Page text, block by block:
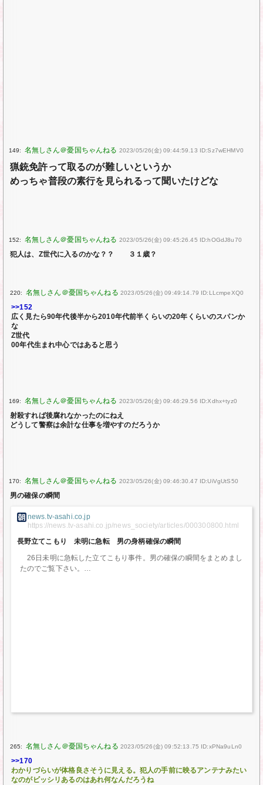
149: 2023/05/26(金) 09:44:59.13 ID:Sz7wEHMV0
猟銃免許って取るのが難しいというか
めっちゃ普段の素行を見られるって聞いたけどな
152: 2023/05/26(金) 09:45:26.45 ID:hOGdJ8u70
犯人は、Z世代に入るのかな？？ ３１歳？
220: 2023/05/26(金) 09:49:14.79 ID:LLcmpeXQ0
>>152
広く見たら90年代後半から2010年代前半くらいの20年くらいのスパンか
な
Z世代
00年代生まれ中心ではあると思う
169: 2023/05/26(金) 09:46:29.56 ID:Xdhx+tyz0
射殺すれば後腐れなかったのにねえ
どうして警察は余計な仕事を増やすのだろうか
170: 2023/05/26(金) 09:46:30.47 ID:UiVgUtS50
男の確保の瞬間
news.tv-asahi.co.jp
https://news.tv-asahi.co.jp/news_society/articles/000300800.html
長野立てこもり 未明に急転 男の身柄確保の瞬間
26日未明に急転した立てこもり事件。男の確保の瞬間をまとめまし
たのでご覧下さい。
265: 2023/05/26(金) 09:52:13.75 ID:xPNa9uLn0
>>170
わかりづらいが体格良さそうに見える。犯人の手前に映るアンテナみたい
なのがビッシリあるのはあれ何なんだろうね